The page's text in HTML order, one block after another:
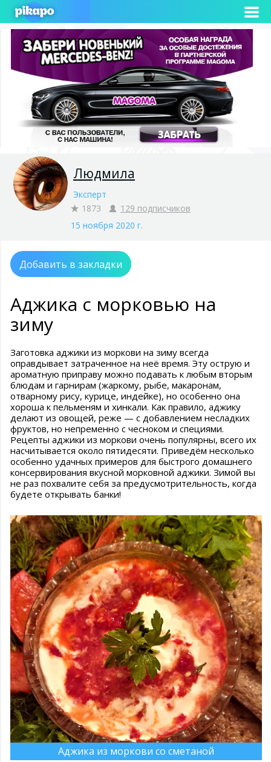
Людмила
Эксперт
1873
129 подписчиков
15 ноября 2020 г.
Добавить в закладки
Аджика с морковью на
зиму
Заготовка аджики из моркови на зиму всегда
оправдывает затраченное на неё время. Эту острую и
ароматную приправу можно подавать к любым вторым
блюдам и гарнирам (жаркому, рыбе, макаронам,
отварному рису, курице, индейке), но особенно она
хороша к пельменям и хинкали. Как правило, аджику
делают из овощей, реже — с добавлением несладких
фруктов, но непременно с чесноком и специями.
Рецепты аджики из моркови очень популярны, всего их
насчитывается около пятидесяти. Приведём несколько
особенно удачных примеров для быстрого домашнего
консервирования вкусной морковной аджики. Зимой вы
не раз похвалите себя за предусмотрительность, когда
будете открывать банки!
Аджика из моркови со сметаной